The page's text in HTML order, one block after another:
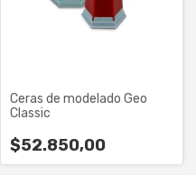
Ceras de modelado Geo
Classic
$52.850,00